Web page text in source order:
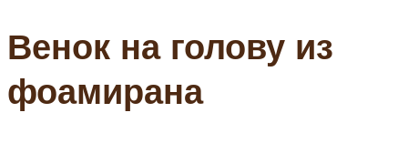
Венок на голову из
фоамирана